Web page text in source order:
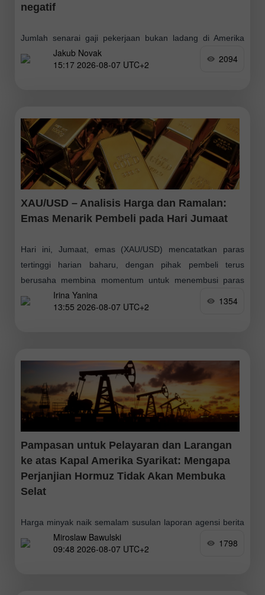
negatif
Jumlah senarai gaji pekerjaan bukan ladang di Amerika
Syarikat merosot sebanyak 23,000 pada bulan Julai,
sedangkan ahli ekonomi menjangka pertambahan antara
Jakub Novak
15:17 2026-08-07 UTC+2
2094
XAU/USD – Analisis Harga dan Ramalan:
Emas Menarik Pembeli pada Hari Jumaat
Hari ini, Jumaat, emas (XAU/USD) mencatatkan paras
tertinggi harian baharu, dengan pihak pembeli terus
berusaha membina momentum untuk menembusi paras
AS$4,300. Emas mencatat prestasi mingguan terbaik sejak
Januari. Presiden
Irina Yanina
13:55 2026-08-07 UTC+2
1354
Pampasan untuk Pelayaran dan Larangan
ke atas Kapal Amerika Syarikat: Mengapa
Perjanjian Hormuz Tidak Akan Membuka
Selat
Harga minyak naik semalam susulan laporan agensi berita
Iran bahawa Republik Islam Iran melancarkan serangan
terhadap sasaran bermusuhan di Selat Hormuz.
Miroslaw Bawulski
09:48 2026-08-07 UTC+2
1798